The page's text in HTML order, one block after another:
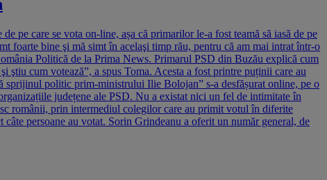
pe care se vota on-line, așa că primarilor le-a fost teamă să iasă de pe
foarte bine şi mă simt în acelaşi timp rău, pentru că am mai intrat într-o
Politică de la Prima News. Primarul PSD din Buzău explică cum
cum votează”, a spus Toma. Acesta a fost printre puținii care au
politic prim-ministrului Ilie Bolojan” s-a desfășurat online, pe o
județene ale PSD. Nu a existat nici un fel de intimitate în
românii, prin intermediul colegilor care au primit votul în diferite
persoane au votat. Sorin Grindeanu a oferit un număr general, de